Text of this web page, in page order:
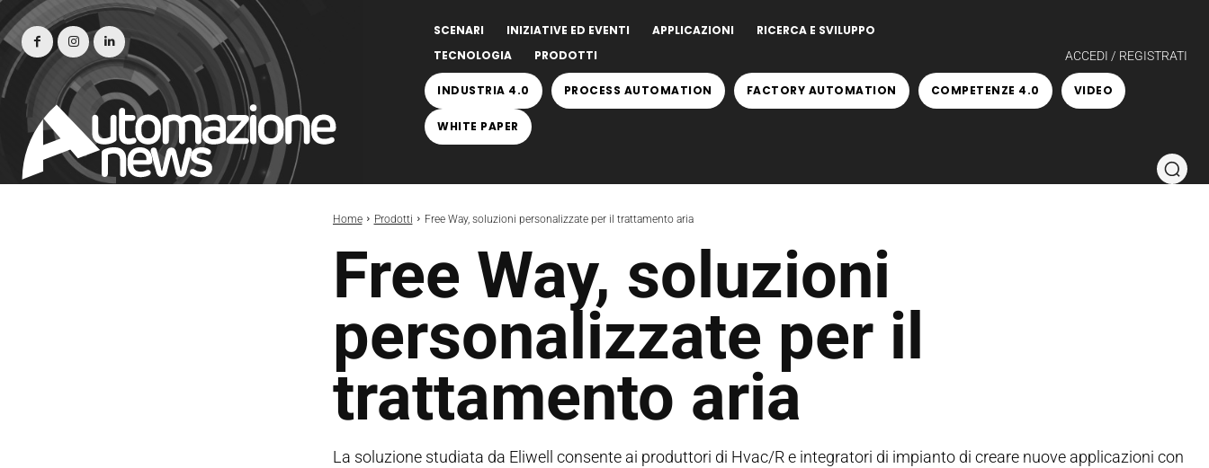
SCENARI INIZIATIVE ED EVENTI APPLICAZIONI
RICERCA E SVILUPPO
TECNOLOGIA
PRODOTTI ACCEDI / REGISTRATI
INDUSTRIA 4.0 PROCESS AUTOMATION FACTORY AUTOMATION COMPETENZE 4.0 VIDEO
WHITE PAPER
Home Prodotti Free Way, soluzioni personalizzate per il trattamento aria
Free Way, soluzioni
personalizzate per il
trattamento aria
La soluzione studiata da Eliwell consente ai produttori di Hvac/R e integratori di impianto di creare nuove applicazioni con